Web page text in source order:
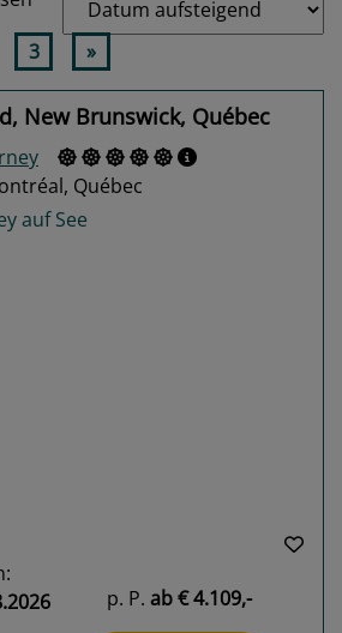
3 »
New Brunswick, Québec
Québec
p. P. ab€ 4.109,-